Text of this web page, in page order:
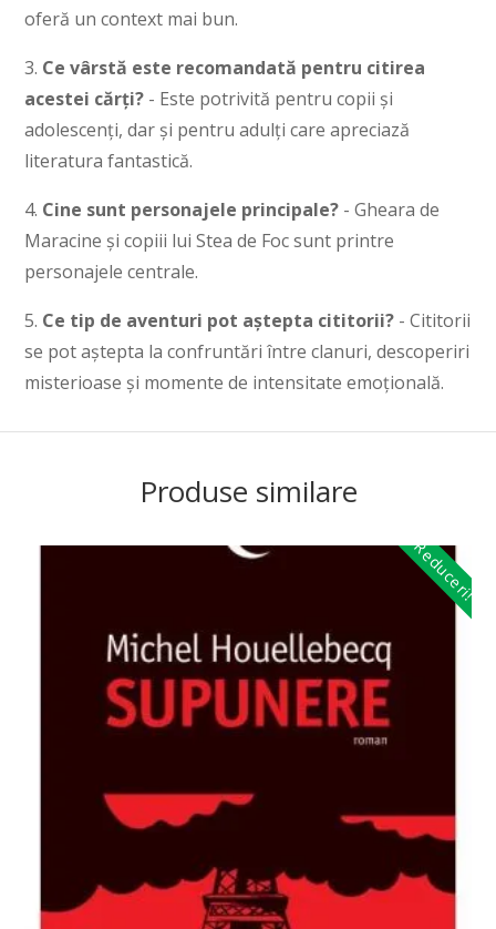
oferă un context mai bun.
3. Ce vârstă este recomandată pentru citirea
acestei cărți? - Este potrivită pentru copii și
adolescenți, dar și pentru adulți care apreciază
literatura fantastică.
4. Cine sunt personajele principale? - Gheara de
Maracine și copiii lui Stea de Foc sunt printre
personajele centrale.
5. Ce tip de aventuri pot aștepta cititorii? - Cititorii
se pot aștepta la confruntări între clanuri, descoperiri
misterioase și momente de intensitate emoțională.
Produse similare
Reduceri!